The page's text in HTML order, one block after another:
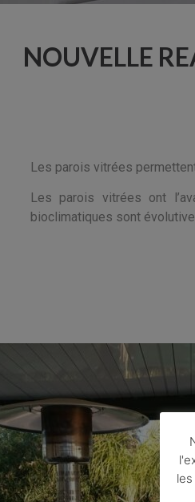
NOUVELLE
Les parois vitrées
Les parois vitrées ont
bioclimatiques sont